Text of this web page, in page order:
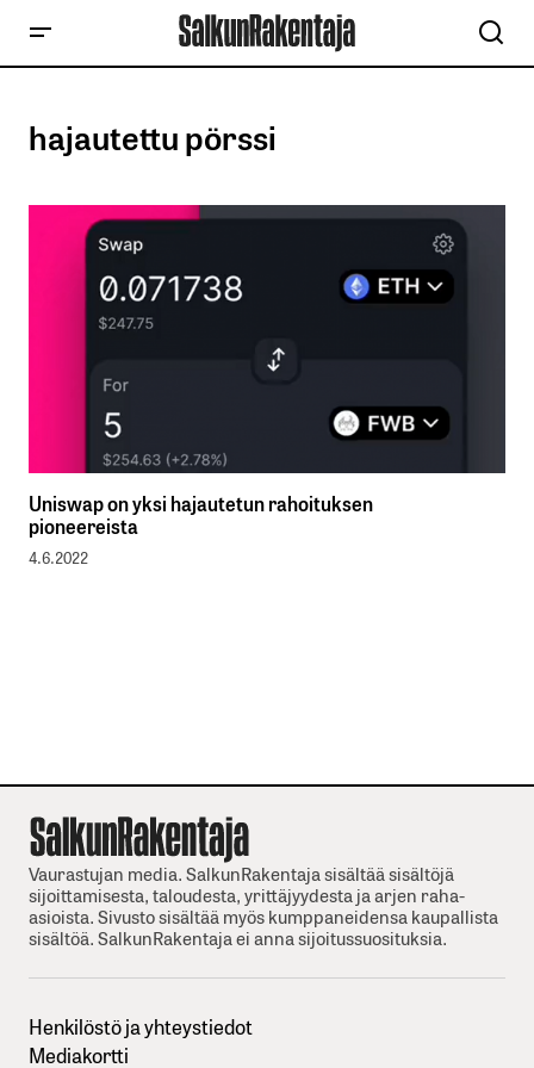
hajautettu pörssi
Uniswap on yksi hajautetun rahoituksen
pioneereista
4.6.2022
Vaurastujan media. SalkunRakentaja sisältää sisältöjä
sijoittamisesta, taloudesta, yrittäjyydesta ja arjen raha-
asioista. Sivusto sisältää myös kumppaneidensa kaupallista
sisältöä. SalkunRakentaja ei anna sijoitussuosituksia.
Henkilöstö ja yhteystiedot
Mediakortti